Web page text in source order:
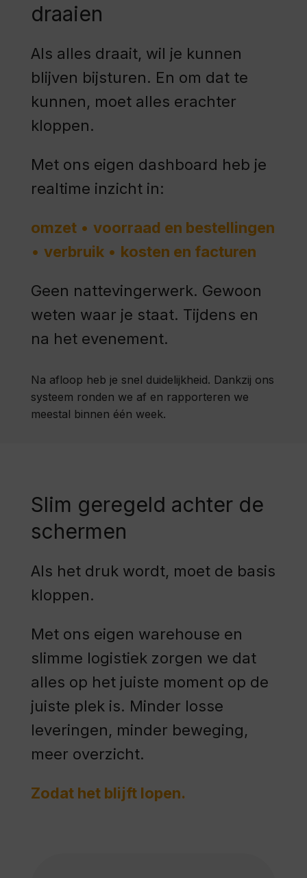
draaien
Als alles draait, wil je kunnen
blijven bijsturen. En om dat te
kunnen, moet alles erachter
kloppen.
Met ons eigen dashboard heb je
realtime inzicht in:
omzet • voorraad en bestellingen
• verbruik • kosten en facturen
Geen nattevingerwerk. Gewoon
weten waar je staat. Tijdens en
na het evenement.
Na afloop heb je snel duidelijkheid. Dankzij ons
systeem ronden we af en rapporteren we
meestal binnen één week.
Slim geregeld achter de
schermen
Als het druk wordt, moet de basis
kloppen.
Met ons eigen warehouse en
slimme logistiek zorgen we dat
alles op het juiste moment op de
juiste plek is. Minder losse
leveringen, minder beweging,
meer overzicht.
Zodat het blijft lopen.